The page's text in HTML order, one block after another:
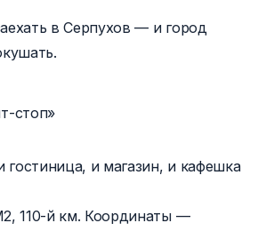
в Серпухов — и город
стоп»
гостиница, и магазин, и кафешка
110-йкм. Координаты —